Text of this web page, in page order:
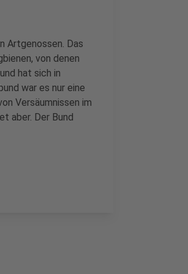
Artgenossen. Das
von denen
hat sich in
war es nur eine
Versäumnissen im
aber. Der Bund